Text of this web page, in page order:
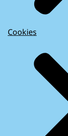
Cookies